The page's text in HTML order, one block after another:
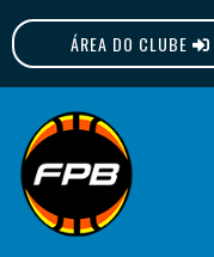
ÁREA DO CLUBE
FPB